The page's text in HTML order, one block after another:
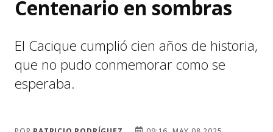
Centenario en sombras
El Cacique cumplió cien años de historia,
que no pudo conmemorar como se
esperaba.